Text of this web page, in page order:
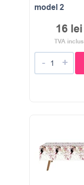
model 2
16 lei
TVA inclus
- +